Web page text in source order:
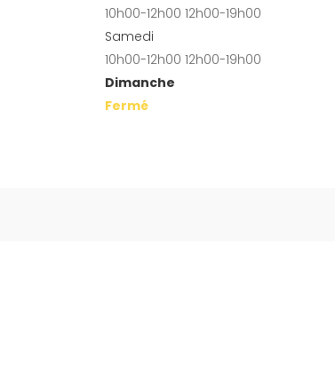
10h00-12h00 12h00-19h00
Samedi
10h00-12h00 12h00-19h00
Dimanche
Fermé